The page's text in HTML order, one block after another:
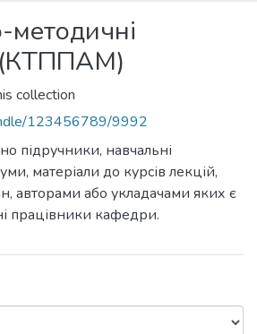
(КТППАМ)
collection
123456789/9992
підручники, навчальні
матеріали до курсів лекцій,
авторами або укладачами яких є
працівники кафедри.